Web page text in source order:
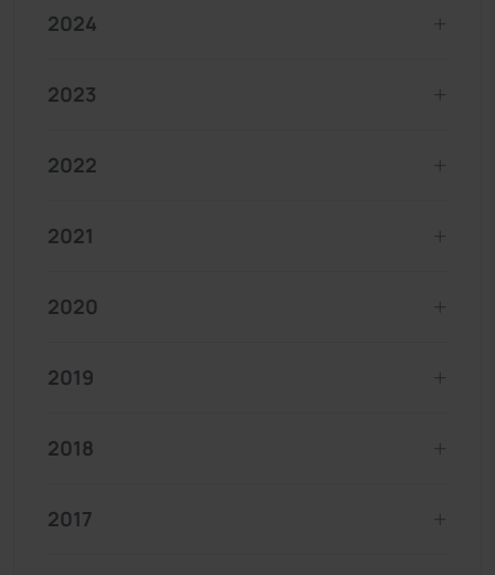
2024
2023
2022
2021
2020
2019
2018
2017